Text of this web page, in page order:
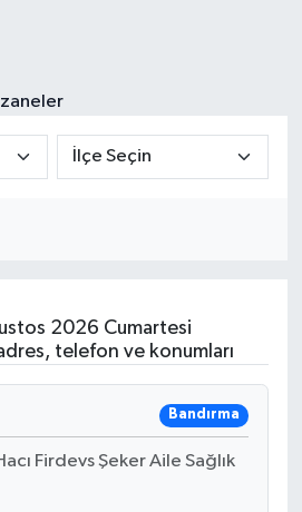
2026 Cumartesi
telefon ve konumları
Bandırma
Firdevs Şeker Aile Sağlık